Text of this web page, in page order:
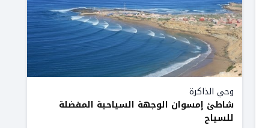
وحي الذاكرة
شاطئ إمسوان الوجهة السياحية المفضلة
للسياح